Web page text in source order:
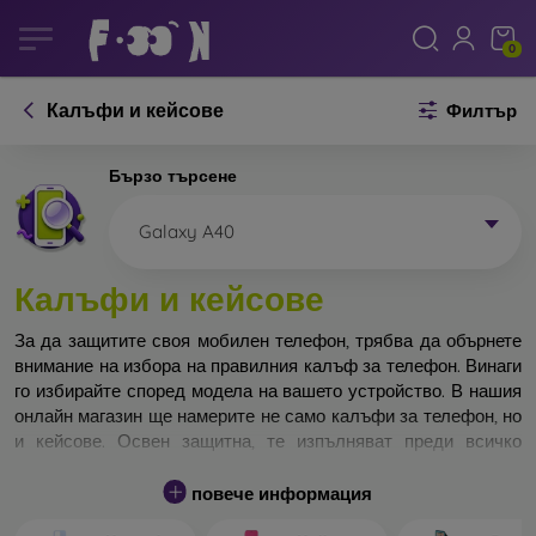
0
Калъфи и кейсове Филтър
Бързо търсене
Galaxy A40
Калъфи и кейсове
За да защитите своя мобилен телефон, трябва да обърнете
внимание на избора на правилния калъф за телефон. Винаги
го избирайте според модела на вашето устройство. В нашия
онлайн магазин ще намерите не само калъфи за телефон, но
и кейсове. Освен защитна, те изпълняват преди всичко
Кейса за телефон може да бъде наречен и заден капак. Той е
повече информация